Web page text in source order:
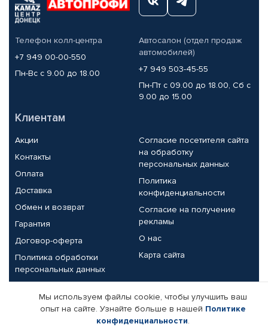
Телефон колл-центра
+7 949 00-00-550
Пн-Вс с 9.00 до 18.00
Автосалон (отдел продаж
автомобилей)
+7 949 503-45-55
Пн-Пт с 09.00 до 18.00, Сб с
9.00 до 15.00
Клиентам
Акции
Контакты
Оплата
Доставка
Обмен и возврат
Гарантия
Договор-оферта
Политика обработки
персональных данных
Согласие посетителя сайта
на обработку
персональных данных
Политика
конфиденциальности
Согласие на получение
рекламы
О нас
Карта сайта
Партнерам
Корпоративным клиентам
Реквизиты компании
Мы используем файлы cookie, чтобы улучшить ваш
опыт на сайте. Узнайте больше в нашей Политике
конфиденциальности.